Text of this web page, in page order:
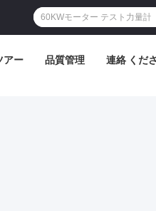
アー 品質管理 連絡 くだ